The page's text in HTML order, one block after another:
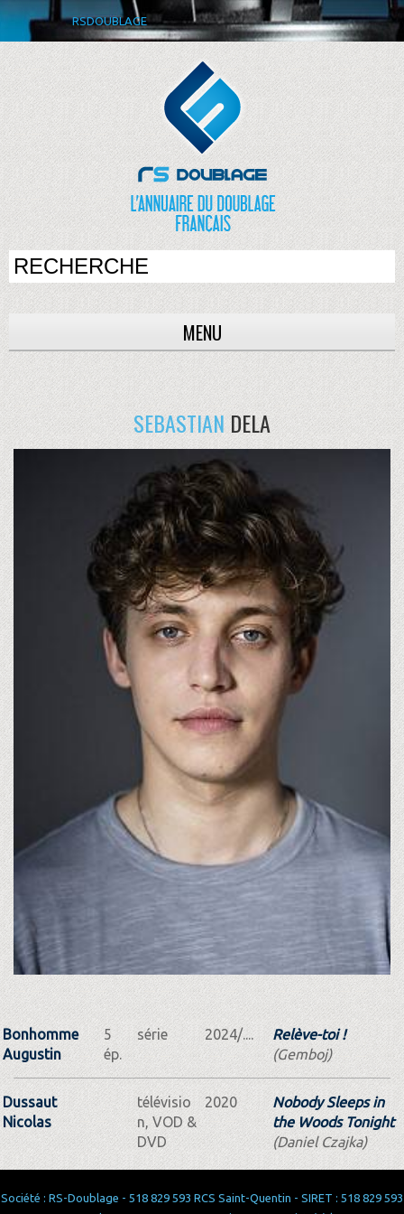
RSDOUBLAGE
MENU
SEBASTIANDELA
Bonhomme
Augustin
5
ép.
série 2024/....
Relève-toi !
(Gemboj)
Dussaut
Nicolas
télévisio
n, VOD &
DVD
2020
Nobody Sleeps in
the Woods Tonight
(Daniel Czajka)
Société : RS-Doublage - 518 829 593 RCS Saint-Quentin - SIRET : 518 829 593